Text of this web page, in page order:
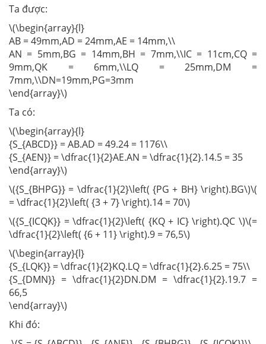
Ta được:
\(\begin{array}{l}
AB = 49mm,AD = 24mm,AE = 14mm,\\
AN = 5mm,BG = 14mm,BH = 7mm,\\IC = 11cm,CQ =
9mm,QK = 6mm,\\LQ = 25mm,DM =
7mm,\\DN=19mm,PG=3mm
\end{array}\)
Ta có:
\(\begin{array}{l}
{S_{ABCD}} = AB.AD = 49.24 = 1176\\
{S_{AEN}} = \dfrac{1}{2}AE.AN = \dfrac{1}{2}.14.5 = 35
\end{array}\)
\({S_{BHPG}} = \dfrac{1}{2}\left( {PG + BH} \right).BG\)\(
= \dfrac{1}{2}\left( {3 + 7} \right).14 = 70\)
\({S_{ICQK}} = \dfrac{1}{2}\left( {KQ + IC} \right).QC \)\(=
\dfrac{1}{2}\left( {6 + 11} \right).9 = 76,5\)
\(\begin{array}{l}
{S_{LQK}} = \dfrac{1}{2}KQ.LQ = \dfrac{1}{2}.6.25 = 75\\
{S_{DMN}} = \dfrac{1}{2}DN.DM = \dfrac{1}{2}.19.7 =
66,5
\end{array}\)
Khi đó: